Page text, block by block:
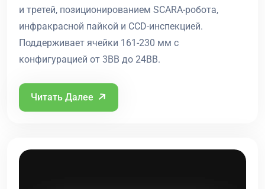
и третей, позиционированием SCARA-робота,
инфракрасной пайкой и CCD-инспекцией.
Поддерживает ячейки 161-230 мм с
конфигурацией от 3BB до 24BB.
Читать Далее